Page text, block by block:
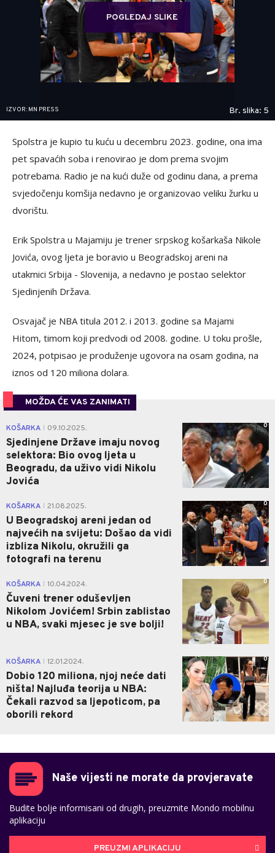
POGLEDAJ SLIKE
IZVOR: MN PRESS Br. slika: 5
Spolstra je kupio tu kuću u decembru 2023. godine, ona ima
pet spavaćih soba i renovirao je dom prema svojim
potrebama. Radio je na kući duže od godinu dana, a prema
svjedočenju komšija nedavno je organizovao veliku žurku u
dvorištu.
Erik Spolstra u Majamiju je trener srpskog košarkaša Nikole
Jovića, ovog ljeta je boravio u Beogradskoj areni na
utakmici Srbija - Slovenija, a nedavno je postao selektor
Sjedinjenih Država.
Osvajač je NBA titula 2012. i 2013. godine sa Majami
Hitom, timom koji predvodi od 2008. godine. U toku prošle,
2024, potpisao je produženje ugovora na osam godina, na
iznos od 120 miliona dolara.
MOŽDA ĆE VAS ZANIMATI
KOŠARKA 09.10.2025.
Sjedinjene Države imaju novog
selektora: Bio ovog ljeta u
Beogradu, da uživo vidi Nikolu
Jovića
0
KOŠARKA 21.08.2025.
U Beogradskoj areni jedan od
najvećih na svijetu: Došao da vidi
izbliza Nikolu, okružili ga
fotografi na terenu
0
KOŠARKA 10.04.2024.
Čuveni trener oduševljen
Nikolom Jovićem! Srbin zablistao
u NBA, svaki mjesec je sve bolji!
0
KOŠARKA 12.01.2024.
Dobio 120 miliona, njoj neće dati
ništa! Najluđa teorija u NBA:
Čekali razvod sa ljepoticom, pa
oborili rekord
0
Naše vijesti ne morate da provjeravate
Budite bolje informisani od drugih, preuzmite Mondo mobilnu
aplikaciju
PREUZMI APLIKACIJU